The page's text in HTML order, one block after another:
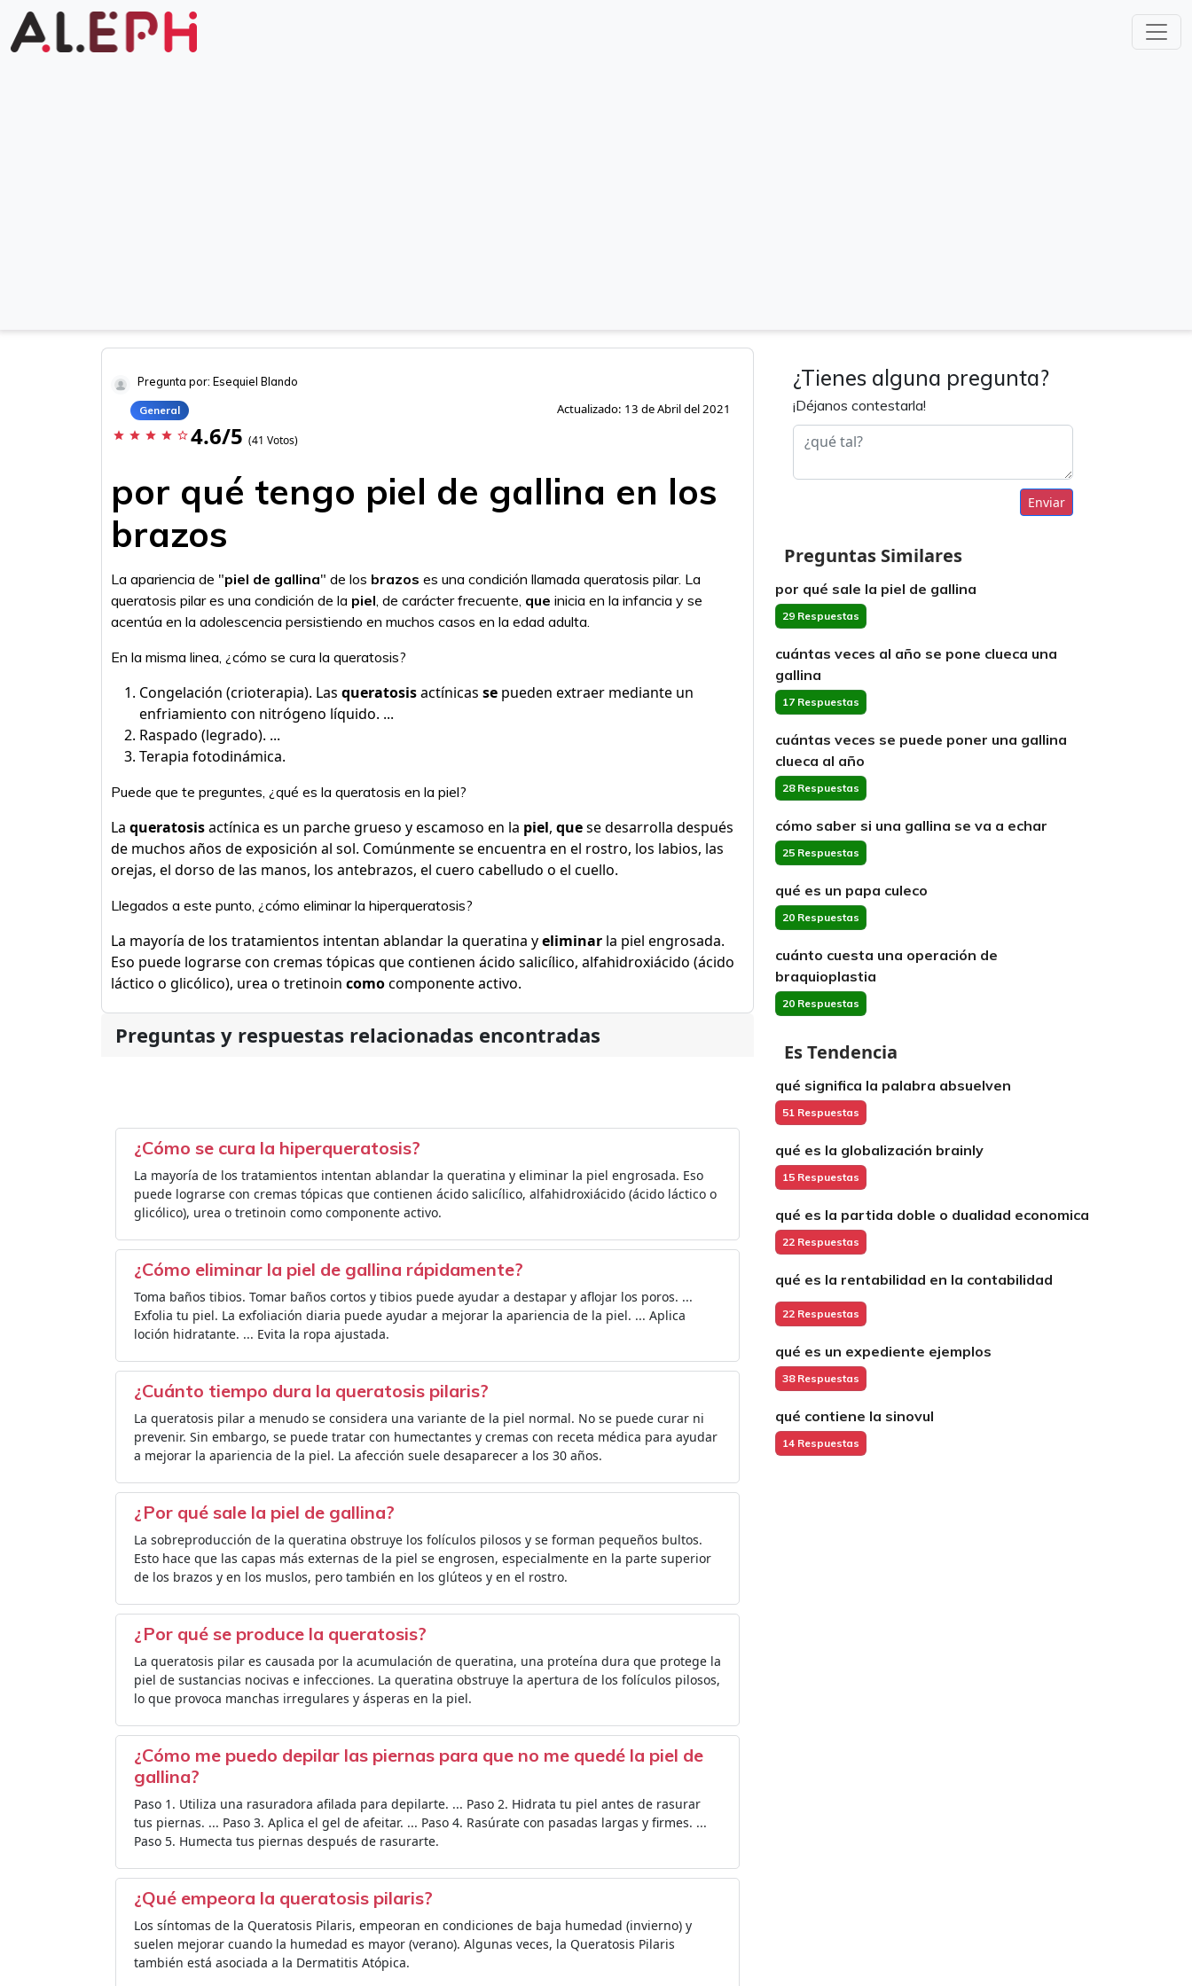
Pregunta por: Esequiel Blando
General Actualizado: 13 de Abril del 2021
star star star star star_border 4.6/5 (41 Votos)
por qué tengo piel de gallina en los
brazos
La apariencia de "piel de gallina" de los brazos es una condición llamada queratosis pilar. La
queratosis pilar es una condición de la piel, de carácter frecuente, que inicia en la infancia y se
acentúa en la adolescencia persistiendo en muchos casos en la edad adulta.
En la misma linea, ¿cómo se cura la queratosis?
Congelación (crioterapia). Las queratosisactínicas se pueden extraer mediante un
enfriamiento con nitrógeno líquido. ...
Raspado (legrado). ...
Terapia fotodinámica.
Puede que te preguntes, ¿qué es la queratosis en la piel?
La queratosisactínica es un parche grueso y escamoso en la piel, quese desarrolla después
de muchos años de exposición al sol. Comúnmente se encuentra en el rostro, los labios, las
orejas, el dorso de las manos, los antebrazos, el cuero cabelludo o el cuello.
Llegados a este punto, ¿cómo eliminar la hiperqueratosis?
La mayoría de los tratamientos intentan ablandar la queratina yeliminar la piel engrosada.
Eso puede lograrse con cremas tópicas que contienen ácido salicílico, alfahidroxiácido (ácido
láctico o glicólico), urea o tretinoin comocomponente activo.
Preguntas y respuestas relacionadas encontradas
¿Cómo se cura la hiperqueratosis?
La mayoría de los tratamientos intentan ablandar la queratina y eliminar la piel engrosada. Eso
puede lograrse con cremas tópicas que contienen ácido salicílico, alfahidroxiácido (ácido láctico o
glicólico), urea o tretinoin como componente activo.
¿Cómo eliminar la piel de gallina rápidamente?
Toma baños tibios. Tomar baños cortos y tibios puede ayudar a destapar y aflojar los poros. ...
Exfolia tu piel. La exfoliación diaria puede ayudar a mejorar la apariencia de la piel. ... Aplica
loción hidratante. ... Evita la ropa ajustada.
¿Cuánto tiempo dura la queratosis pilaris?
La queratosis pilar a menudo se considera una variante de la piel normal. No se puede curar ni
prevenir. Sin embargo, se puede tratar con humectantes y cremas con receta médica para ayudar
a mejorar la apariencia de la piel. La afección suele desaparecer a los 30 años.
¿Por qué sale la piel de gallina?
La sobreproducción de la queratina obstruye los folículos pilosos y se forman pequeños bultos.
Esto hace que las capas más externas de la piel se engrosen, especialmente en la parte superior
de los brazos y en los muslos, pero también en los glúteos y en el rostro.
¿Por qué se produce la queratosis?
La queratosis pilar es causada por la acumulación de queratina, una proteína dura que protege la
piel de sustancias nocivas e infecciones. La queratina obstruye la apertura de los folículos pilosos,
lo que provoca manchas irregulares y ásperas en la piel.
¿Cómo me puedo depilar las piernas para que no me quedé la piel de
gallina?
Paso 1. Utiliza una rasuradora afilada para depilarte. ... Paso 2. Hidrata tu piel antes de rasurar
tus piernas. ... Paso 3. Aplica el gel de afeitar. ... Paso 4. Rasúrate con pasadas largas y firmes. ...
Paso 5. Humecta tus piernas después de rasurarte.
¿Qué empeora la queratosis pilaris?
Los síntomas de la Queratosis Pilaris, empeoran en condiciones de baja humedad (invierno) y
suelen mejorar cuando la humedad es mayor (verano). Algunas veces, la Queratosis Pilaris
también está asociada a la Dermatitis Atópica.
¿Tienes alguna pregunta?
¡Déjanos contestarla!
Enviar
Preguntas Similares
por qué sale la piel de gallina
29 Respuestas
cuántas veces al año se pone clueca una
gallina
17 Respuestas
cuántas veces se puede poner una gallina
clueca al año
28 Respuestas
cómo saber si una gallina se va a echar
25 Respuestas
qué es un papa culeco
20 Respuestas
cuánto cuesta una operación de
braquioplastia
20 Respuestas
Es Tendencia
qué significa la palabra absuelven
51 Respuestas
qué es la globalización brainly
15 Respuestas
qué es la partida doble o dualidad economica
22 Respuestas
qué es la rentabilidad en la contabilidad
22 Respuestas
qué es un expediente ejemplos
38 Respuestas
qué contiene la sinovul
14 Respuestas